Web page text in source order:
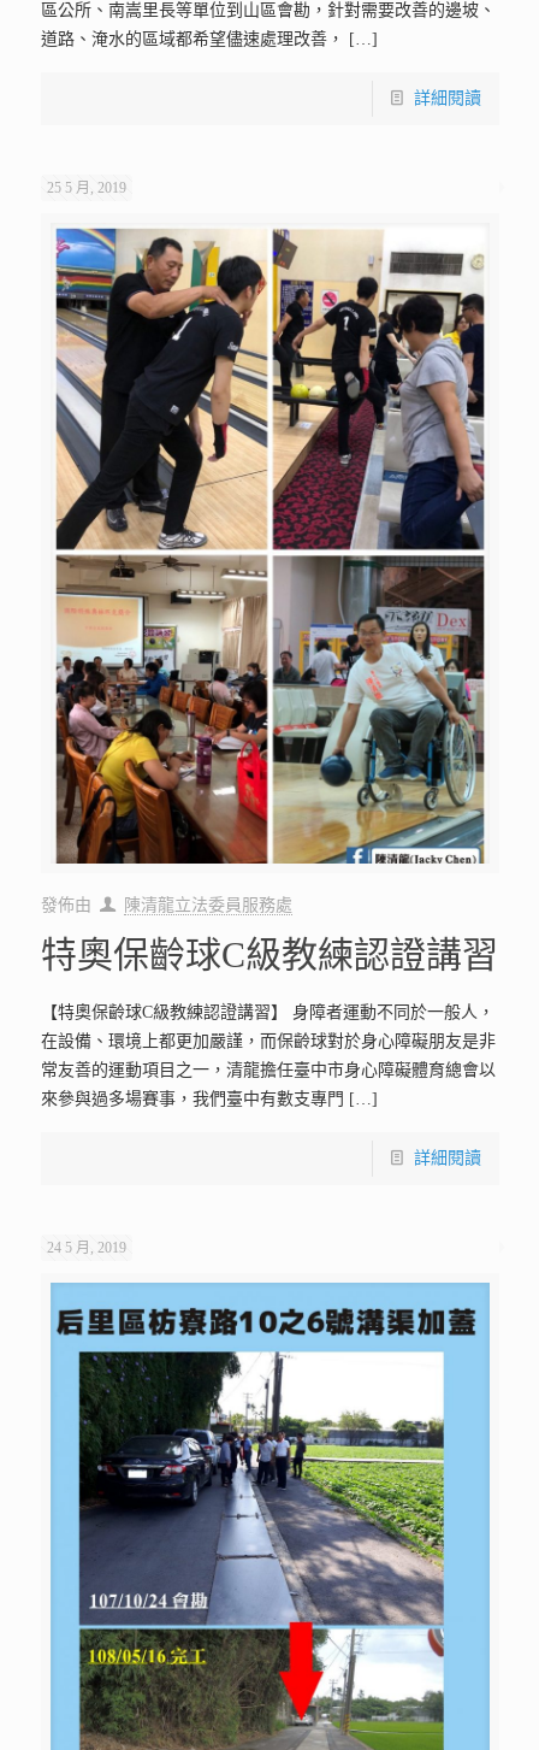
區公所、南嵩里長等單位到山區會勘，針對需要改善的邊坡、
道路、淹水的區域都希望儘速處理改善，
[…]
詳細閱讀
25 5 月, 2019
發佈由 陳清龍立法委員服務處
特奧保齡球C級教練認證講習
【特奧保齡球C級教練認證講習】 身障者運動不同於一般人，
在設備、環境上都更加嚴謹，而保齡球對於身心障礙朋友是非
常友善的運動項目之一，清龍擔任臺中市身心障礙體育總會以
來參與過多場賽事，我們臺中有數支專門 […]
詳細閱讀
24 5 月, 2019